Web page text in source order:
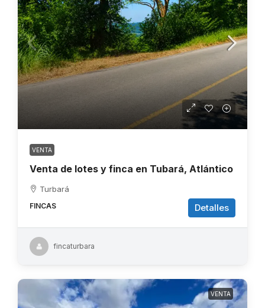
VENTA
Venta de lotes y finca en Tubará, Atlántico
Turbará
FINCAS Detalles
fincaturbara
VENTA